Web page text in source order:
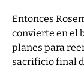
Entonces
convierte en el
planes para
sacrificio final